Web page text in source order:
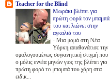
Teacher for the Blind
Μωράκι βλέπει για
πρώτη φορά τον μπαμπά
του και λιώνει στην
αγκαλιά του
- Μια μαμά στη Νέα
Υόρκη απαθανάτισε την
ομολογουμένως συγκινητική στιγμή που
ο μόλις εννέα μηνών γιος της βλέπει για
πρώτη φορά το μπαμπά του χάρη στα
ειδικ...